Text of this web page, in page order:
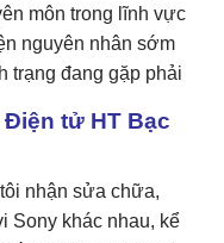
môn trong lĩnh vực
nguyên nhân sớm
trạng đang gặp phải
tử HT Bạc
nhận sửa chữa,
Sony khác nhau, kể